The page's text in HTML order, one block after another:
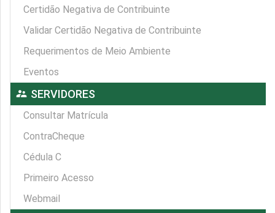
Certidão Negativa de Contribuinte
Validar Certidão Negativa de Contribuinte
Requerimentos de Meio Ambiente
Eventos
supervisor_account SERVIDORES
Consultar Matrícula
ContraCheque
Cédula C
Primeiro Acesso
Webmail